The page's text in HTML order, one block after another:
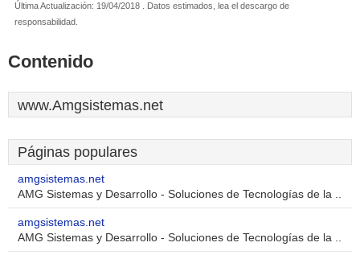
Última Actualización: 19/04/2018 . Datos estimados, lea el descargo de
responsabilidad.
Contenido
www.Amgsistemas.net
Páginas populares
amgsistemas.net
AMG Sistemas y Desarrollo - Soluciones de Tecnologías de la ..
amgsistemas.net
AMG Sistemas y Desarrollo - Soluciones de Tecnologías de la ..